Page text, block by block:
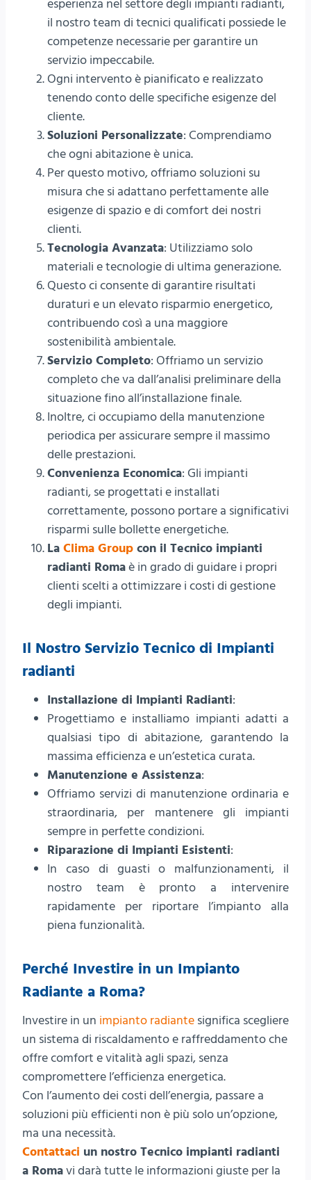
esperienza nel settore degli impianti radianti,
il nostro team di tecnici qualificati possiede le
competenze necessarie per garantire un
servizio impeccabile.
Ogni intervento è pianificato e realizzato
tenendo conto delle specifiche esigenze del
cliente.
Soluzioni Personalizzate: Comprendiamo
che ogni abitazione è unica.
Per questo motivo, offriamo soluzioni su
misura che si adattano perfettamente alle
esigenze di spazio e di comfort dei nostri
clienti.
Tecnologia Avanzata: Utilizziamo solo
materiali e tecnologie di ultima generazione.
Questo ci consente di garantire risultati
duraturi e un elevato risparmio energetico,
contribuendo così a una maggiore
sostenibilità ambientale.
Servizio Completo: Offriamo un servizio
completo che va dall’analisi preliminare della
situazione fino all’installazione finale.
Inoltre, ci occupiamo della manutenzione
periodica per assicurare sempre il massimo
delle prestazioni.
Convenienza Economica: Gli impianti
radianti, se progettati e installati
correttamente, possono portare a significativi
risparmi sulle bollette energetiche.
La Clima Group con il Tecnico impianti
radianti Romaè in grado di guidare i propri
clienti scelti a ottimizzare i costi di gestione
degli impianti.
Il Nostro Servizio Tecnico di Impianti
radianti
Installazione di Impianti Radianti:
Progettiamo e installiamo impianti adatti a
qualsiasi tipo di abitazione, garantendo la
massima efficienza e un’estetica curata.
Manutenzione e Assistenza:
Offriamo servizi di manutenzione ordinaria e
straordinaria, per mantenere gli impianti
sempre in perfette condizioni.
Riparazione di Impianti Esistenti:
In caso di guasti o malfunzionamenti, il
nostro team è pronto a intervenire
rapidamente per riportare l’impianto alla
piena funzionalità.
Perché Investire in un Impianto
Radiante a Roma?
Investire in un impianto radiante significa scegliere
un sistema di riscaldamento e raffreddamento che
offre comfort e vitalità agli spazi, senza
compromettere l’efficienza energetica.
Con l’aumento dei costi dell’energia, passare a
soluzioni più efficienti non è più solo un’opzione,
ma una necessità.
Contattaci un nostro Tecnico impianti radianti
a Romavi darà tutte le informazioni giuste per la